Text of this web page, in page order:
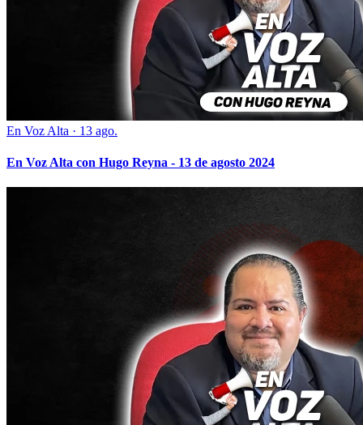
En Voz Alta · 13 ago.
En Voz Alta con Hugo Reyna - 13 de agosto 2024